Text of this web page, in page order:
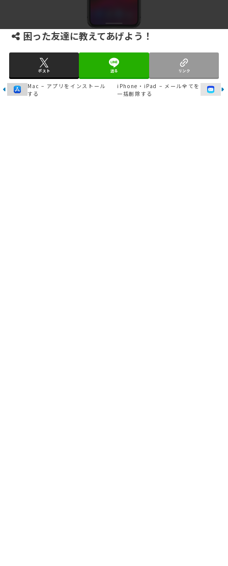
困った友達に教えてあげよう！
ポスト 送る リンク
Mac – アプリをインストール
する
iPhone・iPad – メール全てを
一括削除する